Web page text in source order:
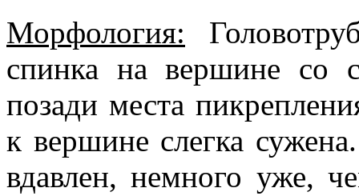
Морфология:
спинка на вершине со
позади места
к вершине слегка
вдавлен, немного уже,